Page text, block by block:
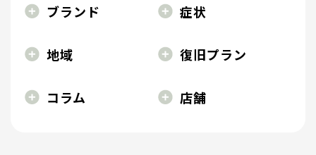
ブランド 症状
地域 復旧プラン
コラム 店舗